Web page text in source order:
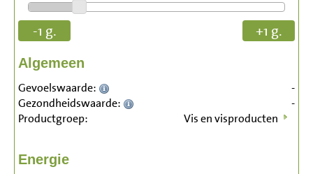
-1 g. +1 g.
Algemeen
Gevoelswaarde:
-
Gezondheidswaarde:
-
Productgroep:
Vis en visproducten
Energie